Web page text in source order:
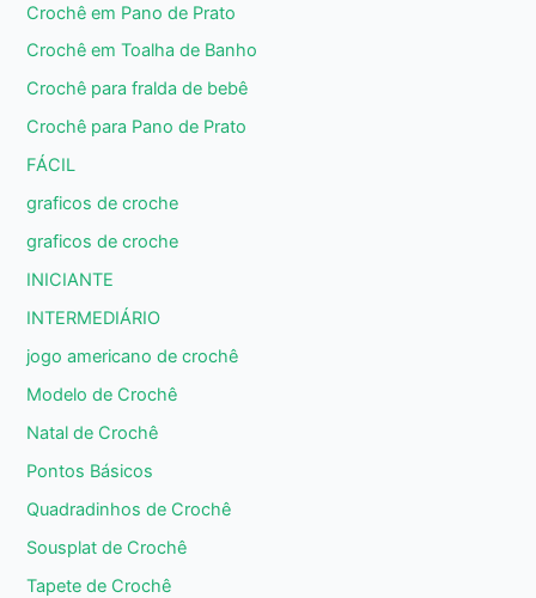
Crochê em Pano de Prato
Crochê em Toalha de Banho
Crochê para fralda de bebê
Crochê para Pano de Prato
FÁCIL
graficos de croche
graficos de croche
INICIANTE
INTERMEDIÁRIO
jogo americano de crochê
Modelo de Crochê
Natal de Crochê
Pontos Básicos
Quadradinhos de Crochê
Sousplat de Crochê
Tapete de Crochê